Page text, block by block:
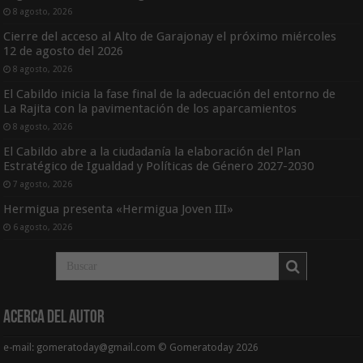
8 agosto, 2026
Cierre del acceso al Alto de Garajonay el próximo miércoles
12 de agosto del 2026
8 agosto, 2026
El Cabildo inicia la fase final de la adecuación del entorno de
La Rajita con la pavimentación de los aparcamientos
8 agosto, 2026
El Cabildo abre a la ciudadanía la elaboración del Plan
Estratégico de Igualdad y Políticas de Género 2027-2030
7 agosto, 2026
Hermigua presenta «Hermigua Joven III»
6 agosto, 2026
Acerca del Autor
e-mail: gomeratoday@gmail.com © Gomeratoday 2026